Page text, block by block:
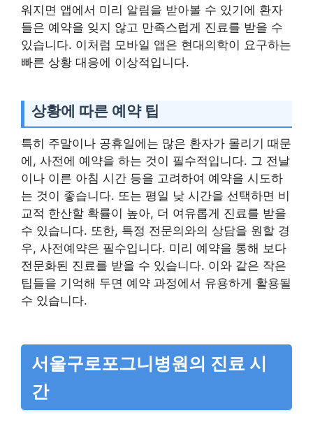
워지면 앱에서 미리 알림을 받아볼 수 있기에 환자
들은 예약을 잊지 않고 만족스럽게 진료를 받을 수
있습니다. 이처럼 모바일 앱은 현대의학이 요구하는
빠른 상황 대응에 이상적입니다.
상황에 따른 예약 팁
특히 주말이나 공휴일에는 많은 환자가 몰리기 때문
에, 사전에 예약을 하는 것이 필수적입니다. 그 전날
이나 이른 아침 시간 등을 고려하여 예약을 시도하
는 것이 좋습니다. 또는 평일 낮 시간을 선택하면 비
교적 한산할 확률이 높아, 더 여유롭게 진료를 받을
수 있습니다. 또한, 특정 전문의와의 상담을 원할 경
우, 사전예약은 필수입니다. 미리 예약을 통해 보다
전문화된 진료를 받을 수 있습니다. 이와 같은 작은
팁들을 기억해 두면 예약 과정에서 유용하게 활용될
수 있습니다.
서울구로포그니병원의 진료 시
간